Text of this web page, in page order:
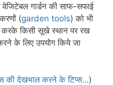
गार्डन की साफ-सफाई
(garden tools) को भी
किसी सूखे स्थान पर रख
के लिए उपयोग किये जा
की देखभाल करने के टिप्स…)